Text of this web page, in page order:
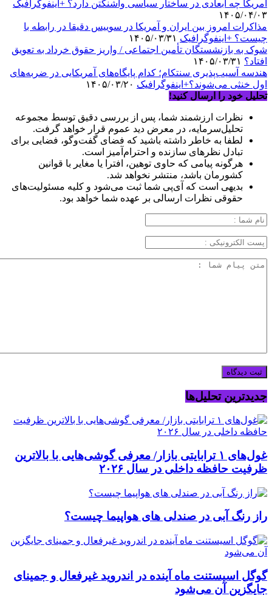
آمریکا چه ابعادی در ساختار سیاسی واشنگتن دارد؟ +اینفوگرافیک
۱۴۰۵/۰۴/۰۳
مذاکرات امروز بین ایران و آمریکا در سوییس دقیقا در رابطه با
چیست؟ +اینفوگرافیک
شوک به بازنشستگان تأمین اجتماعی / واریز حقوق خرداد به تعویق
افتاد؟
هندسه آسیب‌پذیری سنتکام؛ کدام پایگاه‌های آمریکایی در ضربه‌های
اول خنثی می‌شوند؟+اینفوگرافیک
تحلیل خود را ارسال کنید!
نظرات ارزشمند شما، پس از بررسی دقیق توسط مجموعه
تحلیل‌سرمایه، در معرض دید عموم قرار خواهد گرفت.
لطفا به خاطر داشته باشید که فضای گفت‌وگو، فضایی برای
تبادل نظرهای سازنده و احترام‌آمیز است.
هرگونه پیامی که حاوی توهین، افترا یا مغایر با قوانین
کشورمان باشد، منتشر نخواهد شد.
بدیهی است که آی‌پی شما ثبت می‌شود و کلیه مسئولیت‌های
حقوقی نظرات ارسالی بر عهده شما خواهد بود.
جدیدترین تحلیل‌ها
غول‌های ۱ ترابایتی بازار/ معرفی گوشی‌هایی با بالاترین
ظرفیت حافظه داخلی در سال ۲۰۲۶
راز رنگ آبی در صندلی های هواپیما چیست؟
گوگل اسیستنت ماه آینده در اندروید غیرفعال و جمینای
جایگزین آن می‌شود